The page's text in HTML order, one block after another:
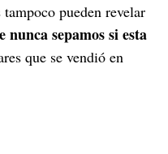
pueden revelar
nunca sepamos si esta
que se vendió en